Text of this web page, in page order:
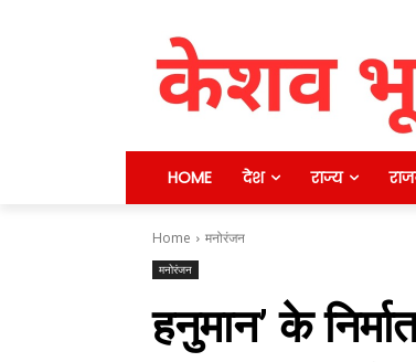
HOME देश राज्य
Home मनोरंजन
मनोरंजन
हनुमान’ के